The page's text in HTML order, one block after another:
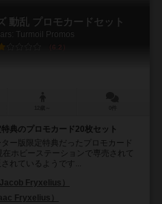
動乱 プロモカードセット
Turmoil Promos
6.2
典のプロモカード20枚セット
ー版限定特典だったプロモカード
ホビーステーションで専売されて
れているようです...
Fryxelius）
Fryxelius）